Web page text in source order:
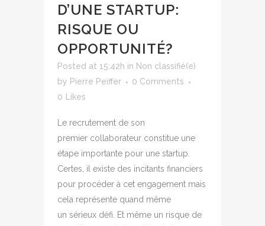
D’UNE STARTUP:
RISQUE OU
OPPORTUNITÉ?
Posted at 15:42h in Non classifié(e)
by Pierre Peiffer
0 Comments
0
Likes
Le recrutement de son
premier collaborateur constitue une
étape importante pour une startup.
Certes, il existe des incitants financiers
pour procéder à cet engagement mais
cela représente quand même
un sérieux défi. Et même un risque de